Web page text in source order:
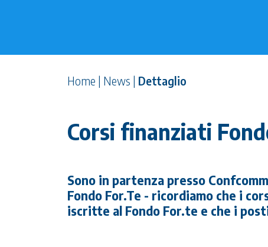
Home | News | Dettaglio
Corsi finanziati
Sono in partenza presso
Fondo For.Te - ricordiamo che i
iscritte al Fondo For.te e che i